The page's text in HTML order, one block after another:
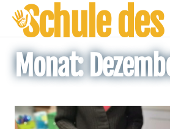
Schule
Monat: